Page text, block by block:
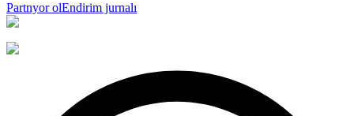
Partnyor olEndirim jurnalı